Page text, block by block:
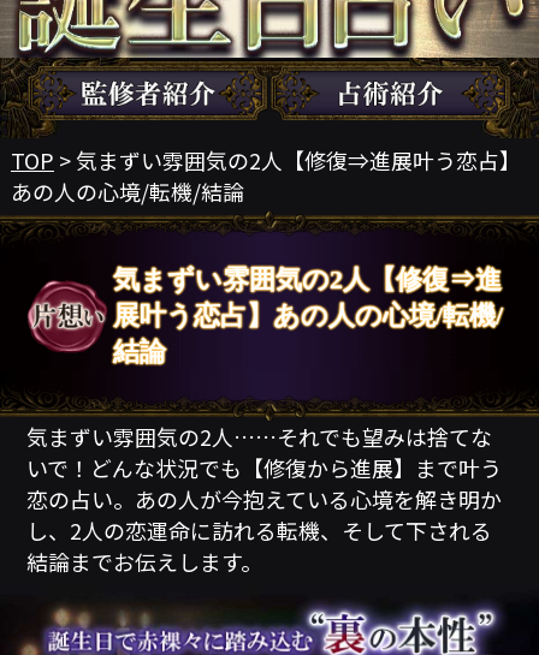
TOP > 気まずい雰囲気の2人【修復⇒進展叶う恋占】
あの人の心境/転機/結論
気まずい雰囲気の2人【修復⇒進
展叶う恋占】あの人の心境/転機/
結論
気まずい雰囲気の2人……それでも望みは捨てな
いで！どんな状況でも【修復から進展】まで叶う
恋の占い。あの人が今抱えている心境を解き明か
し、2人の恋運命に訪れる転機、そして下される
結論までお伝えします。